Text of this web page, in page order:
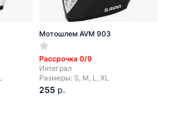
Мотошлем AVM 903
Рассрочка 0/9
Интеграл
Размеры: S, M, L, XL
255 р.